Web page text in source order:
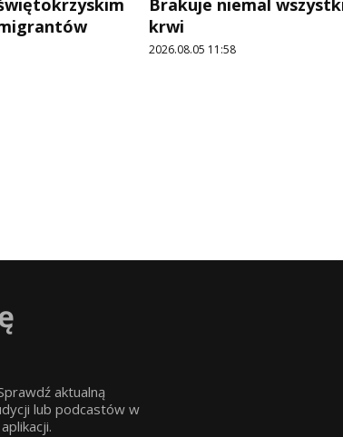
Brakuje niemal
krwi
2026.08.05 11:58
aktualną
lub podcastów w